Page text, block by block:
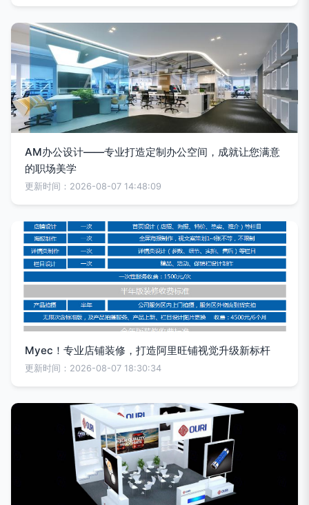
AM办公设计——专业打造定制办公空间，成就让您满意
的职场美学
更新时间：2026-08-07 14:48:09
Myec！专业店铺装修，打造阿里旺铺视觉升级新标杆
更新时间：2026-08-07 18:30:34